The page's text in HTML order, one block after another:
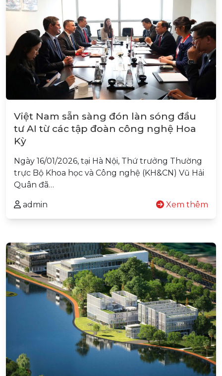
Việt Nam sẵn sàng đón làn sóng đầu
tư AI từ các tập đoàn công nghệ Hoa
Kỳ
Ngày 16/01/2026, tại Hà Nội, Thứ trưởng Thường
trực Bộ Khoa học và Công nghệ (KH&CN) Vũ Hải
Quân đã…
admin Xem thêm